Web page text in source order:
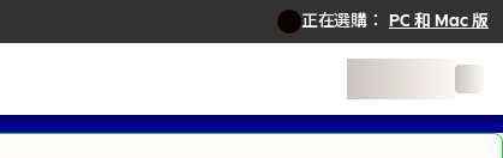
正在選購： PC 和 Mac 版